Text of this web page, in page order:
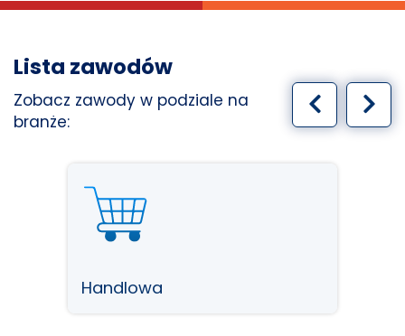
Lista zawodów
Zobacz zawody w podziale na
branże:
Handlowa